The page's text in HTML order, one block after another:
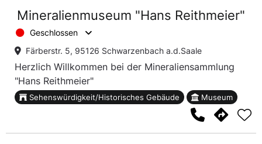
Mineralienmuseum "Hans Reithmeier"
Geschlossen
Färberstr. 5, 95126 Schwarzenbach a.d.Saale
Herzlich Willkommen bei der Mineraliensammlung
"Hans Reithmeier"
Sehenswürdigkeit/Historisches Gebäude Museum